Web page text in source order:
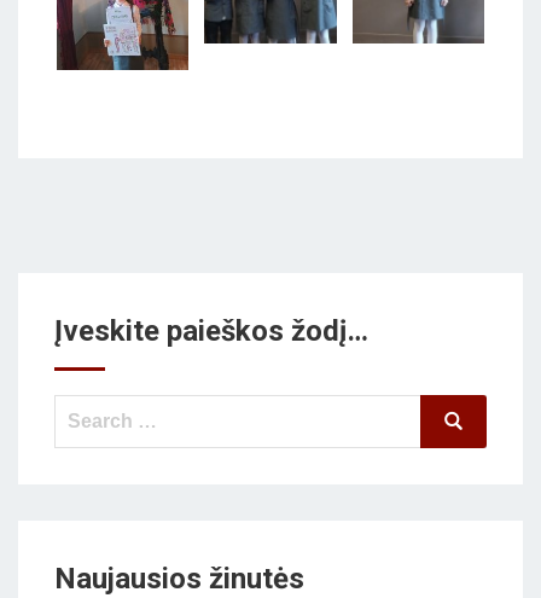
Įveskite paieškos žodį…
Search
Search
Naujausios žinutės